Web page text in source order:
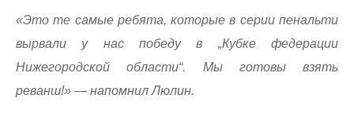
«Это те самые ребята, которые в серии пенальти
вырвали у нас победу в „Кубке федерации
Нижегородской области“. Мы готовы взять
реванш!» — напомнил Люлин.